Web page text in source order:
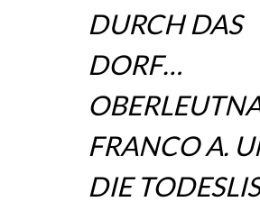
DURCH DAS
DORF…
FRANCO A.
DIE